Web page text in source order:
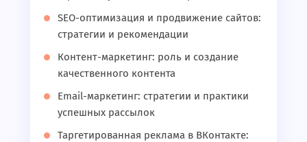
SEO-оптимизация и продвижение сайтов:
стратегии и рекомендации
Контент-маркетинг: роль и создание
качественного контента
Email-маркетинг: стратегии и практики
успешных рассылок
Таргетированная реклама в ВКонтакте: